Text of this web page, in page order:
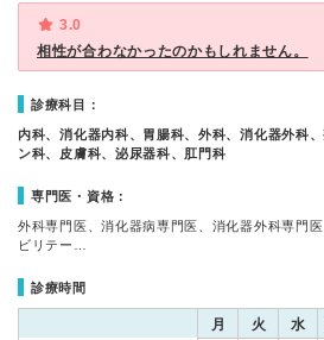
3.0
相性が合わなかったのかもしれません。
診療科目：
内科、消化器内科、胃腸科、外科、消化器外科
ン科、皮膚科、泌尿器科、肛門科
専門医・資格：
外科専門医、消化器病専門医、消化器外科専門
ビリテー…
診療時間
月 火 水